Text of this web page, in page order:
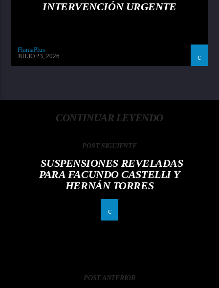
INTERVENCIÓN URGENTE
FlamaPlus
JULIO 23, 2026
CONTINUAR LEYENDO
POST SIGUIENTE
SUSPENSIONES REVELADAS
PARA FACUNDO CASTELLI Y
HERNÁN TORRES
POST ANTERIOR